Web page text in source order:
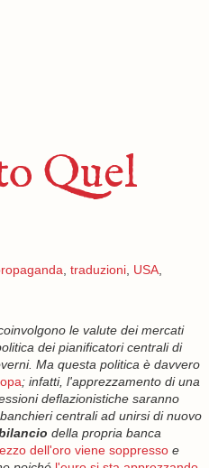
Quel
traduzioni, USA,
le valute dei mercati
dei pianificatori centrali di
Ma questa politica è davvero
; infatti, l'apprezzamento di una
deflazionistiche saranno
centrali ad unirsi di nuovo
della propria banca
dell'oro viene soppressoe